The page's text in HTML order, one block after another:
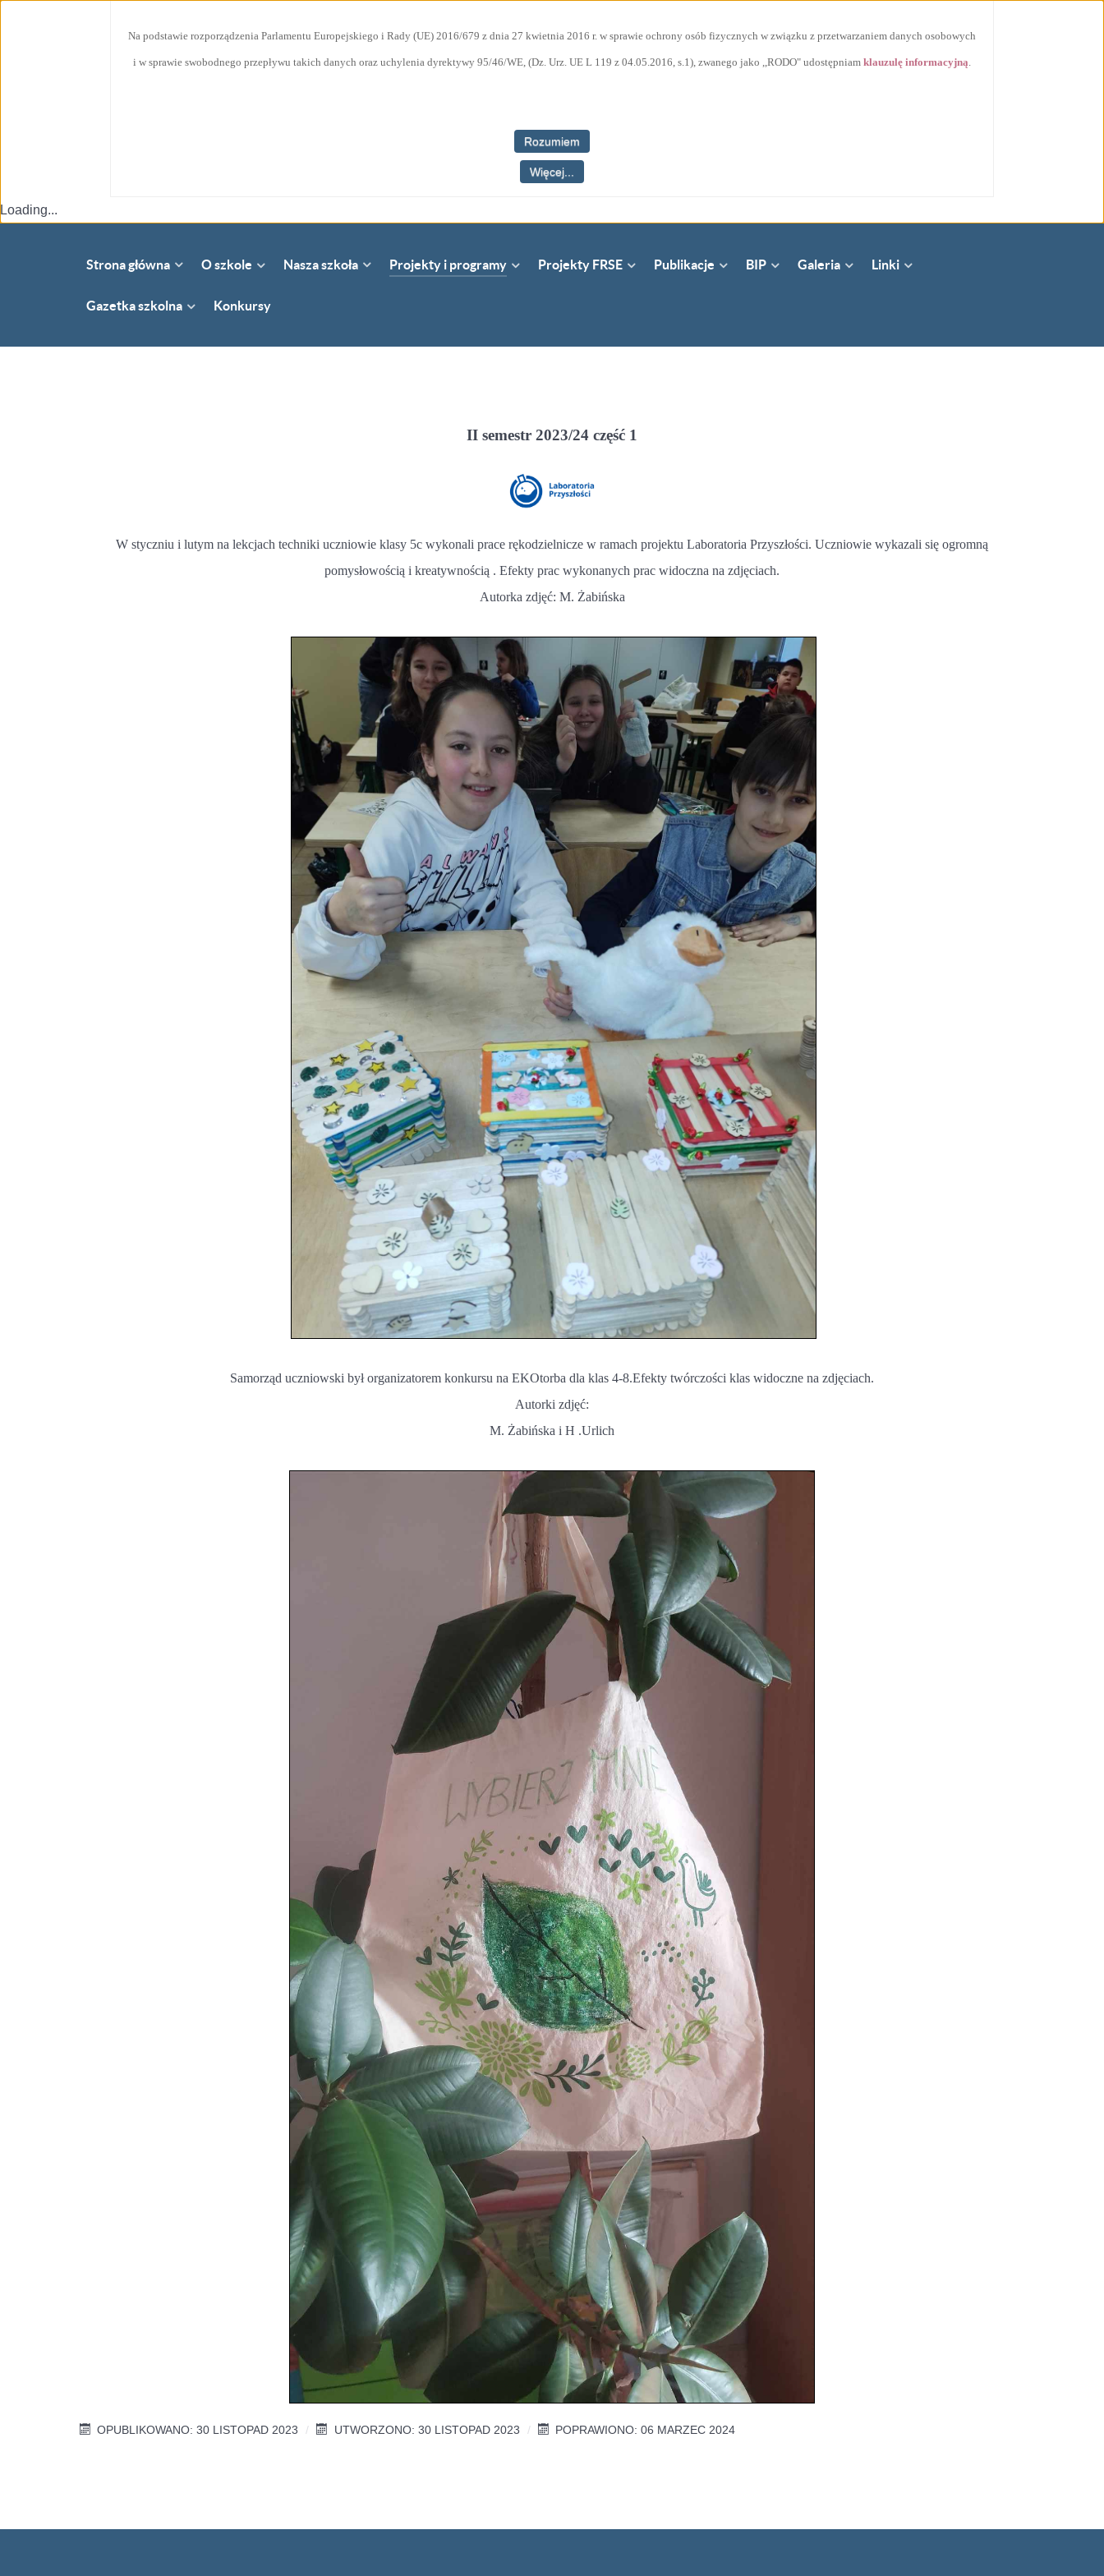
Na podstawie rozporządzenia Parlamentu Europejskiego i Rady (UE) 2016/679 z dnia 27 kwietnia 2016 r. w sprawie ochrony osób fizycznych w związku z przetwarzaniem danych osobowych
i w sprawie swobodnego przepływu takich danych oraz uchylenia dyrektywy 95/46/WE, (Dz. Urz. UE L 119 z 04.05.2016, s.1), zwanego jako ,,RODO" udostępniam klauzulę informacyjną.
Rozumiem
Więcej...
Loading...
Strona główna O szkole Nasza szkoła Projekty i programy Projekty FRSE Publikacje BIP Galeria Linki
Gazetka szkolna Konkursy
II semestr 2023/24 część 1
W styczniu i lutym na lekcjach techniki uczniowie klasy 5c wykonali prace rękodzielnicze w ramach projektu Laboratoria Przyszłości. Uczniowie wykazali się ogromną
pomysłowością i kreatywnością . Efekty prac wykonanych prac widoczna na zdjęciach.
Autorka zdjęć: M. Żabińska
Samorząd uczniowski był organizatorem konkursu na EKOtorba dla klas 4-8.Efekty twórczości klas widoczne na zdjęciach.
Autorki zdjęć:
M. Żabińska i H .Urlich
OPUBLIKOWANO: 30 LISTOPAD 2023 UTWORZONO: 30 LISTOPAD 2023 POPRAWIONO: 06 MARZEC 2024